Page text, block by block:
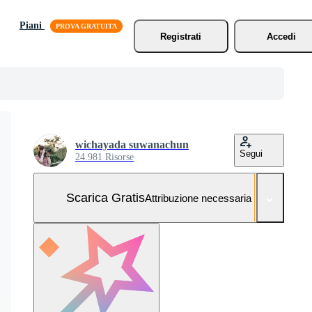
Piani
Registrati
Accedi
wichayada suwanachun
24.981 Risorse Segui
Scarica GratisAttribuzione necessaria